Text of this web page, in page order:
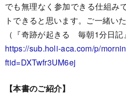
でも無理なく参加できる仕組み
トできると思います。ご一緒い
（『奇跡が起きる 毎朝1分日
https://sub.holi-aca.com/p/
ftid=DXTwfr3UM6ej
【本書のご紹介】